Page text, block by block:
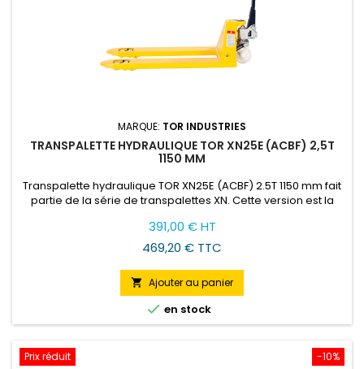
MARQUE: TOR INDUSTRIES
TRANSPALETTE HYDRAULIQUE TOR XN25E (ACBF) 2,5T
1150 MM
Transpalette hydraulique TOR XN25E (ACBF) 2.5T 1150 mm fait
partie de la série de transpalettes XN. Cette version est la
et a une longueur des fourches de 1150 mm. La particularité
de ce modèle est les roues en nylon.
391,00 € HT
469,20 € TTC
 Ajouter au panier
 en stock
-10%
Prix réduit